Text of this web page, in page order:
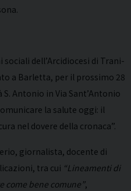
dell’Arcidiocesi di Trani-
a Barletta, per il prossimo 28
Antonio in Via Sant’Antonio
la salute oggi: il
nel dovere della cronaca”.
giornalista, docente di
tra cui “Lineamenti di
come bene comune”,